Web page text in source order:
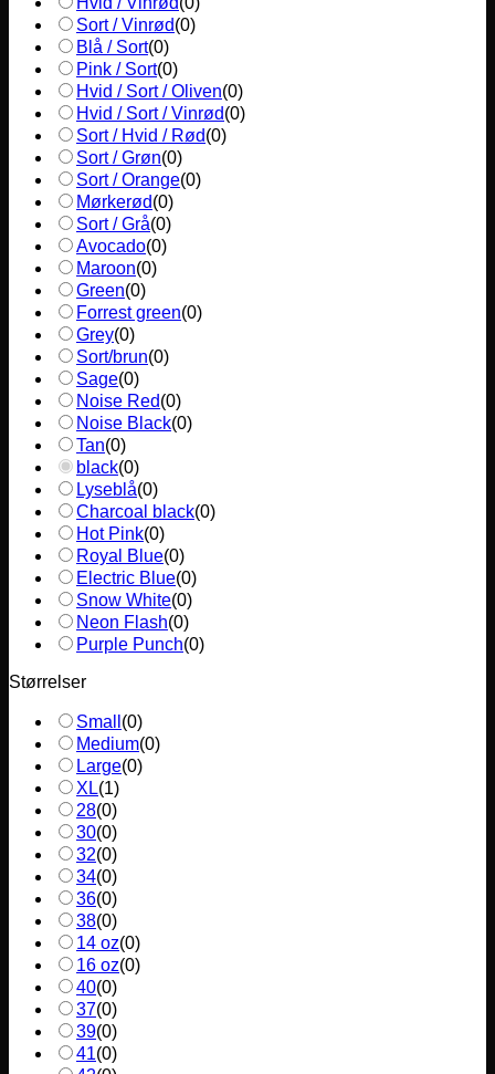
Sort / Vinrød(0)
Blå / Sort(0)
Pink / Sort(0)
Hvid / Sort / Oliven(0)
Hvid / Sort / Vinrød(0)
Sort / Hvid / Rød(0)
Sort / Grøn(0)
Sort / Orange(0)
Mørkerød(0)
Sort / Grå(0)
Avocado(0)
Maroon(0)
Green(0)
Forrest green(0)
Grey(0)
Sort/brun(0)
Sage(0)
Noise Red(0)
Noise Black(0)
Tan(0)
black(0)
Lyseblå(0)
Charcoal black(0)
Hot Pink(0)
Royal Blue(0)
Electric Blue(0)
Snow White(0)
Neon Flash(0)
Purple Punch(0)
Størrelser
Small (0)
Medium(0)
Large(0)
XL(1)
28(0)
30(0)
32(0)
34(0)
36(0)
38(0)
14 oz(0)
16 oz(0)
40(0)
37(0)
39(0)
41(0)